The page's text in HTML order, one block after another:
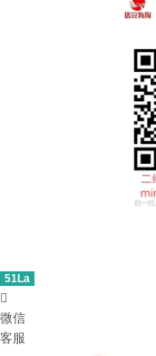
51La

微信
客服